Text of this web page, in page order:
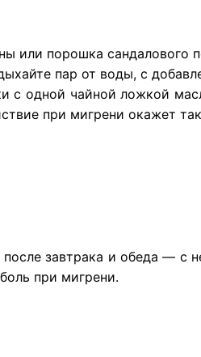
или порошка сандалового
пар от воды, с
с одной чайной ложкой
при мигрени окажет
завтрака и обеда — с
при мигрени.